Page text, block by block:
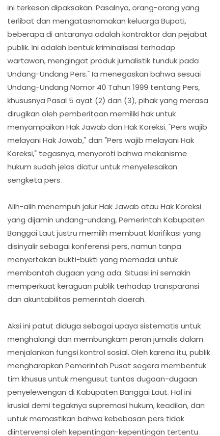
ini terkesan dipaksakan. Pasalnya, orang-orang yang
terlibat dan mengatasnamakan keluarga Bupati,
beberapa di antaranya adalah kontraktor dan pejabat
publik. Ini adalah bentuk kriminalisasi terhadap
wartawan, mengingat produk jurnalistik tunduk pada
Undang-Undang Pers." Ia menegaskan bahwa sesuai
Undang-Undang Nomor 40 Tahun 1999 tentang Pers,
khususnya Pasal 5 ayat (2) dan (3), pihak yang merasa
dirugikan oleh pemberitaan memiliki hak untuk
menyampaikan Hak Jawab dan Hak Koreksi. "Pers wajib
melayani Hak Jawab," dan "Pers wajib melayani Hak
Koreksi," tegasnya, menyoroti bahwa mekanisme
hukum sudah jelas diatur untuk menyelesaikan
sengketa pers.
Alih-alih menempuh jalur Hak Jawab atau Hak Koreksi
yang dijamin undang-undang, Pemerintah Kabupaten
Banggai Laut justru memilih membuat klarifikasi yang
disinyalir sebagai konferensi pers, namun tanpa
menyertakan bukti-bukti yang memadai untuk
membantah dugaan yang ada. Situasi ini semakin
memperkuat keraguan publik terhadap transparansi
dan akuntabilitas pemerintah daerah.
Aksi ini patut diduga sebagai upaya sistematis untuk
menghalangi dan membungkam peran jurnalis dalam
menjalankan fungsi kontrol sosial. Oleh karena itu, publik
mengharapkan Pemerintah Pusat segera membentuk
tim khusus untuk mengusut tuntas dugaan-dugaan
penyelewengan di Kabupaten Banggai Laut. Hal ini
krusial demi tegaknya supremasi hukum, keadilan, dan
untuk memastikan bahwa kebebasan pers tidak
diintervensi oleh kepentingan-kepentingan tertentu.